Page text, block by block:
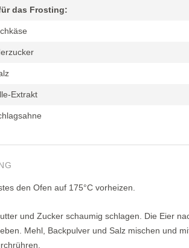
das Frosting:
Extrakt
den Ofen auf 175°C vorheizen.
und Zucker schaumig schlagen. Die Eier
Mehl, Backpulver und Salz mischen und